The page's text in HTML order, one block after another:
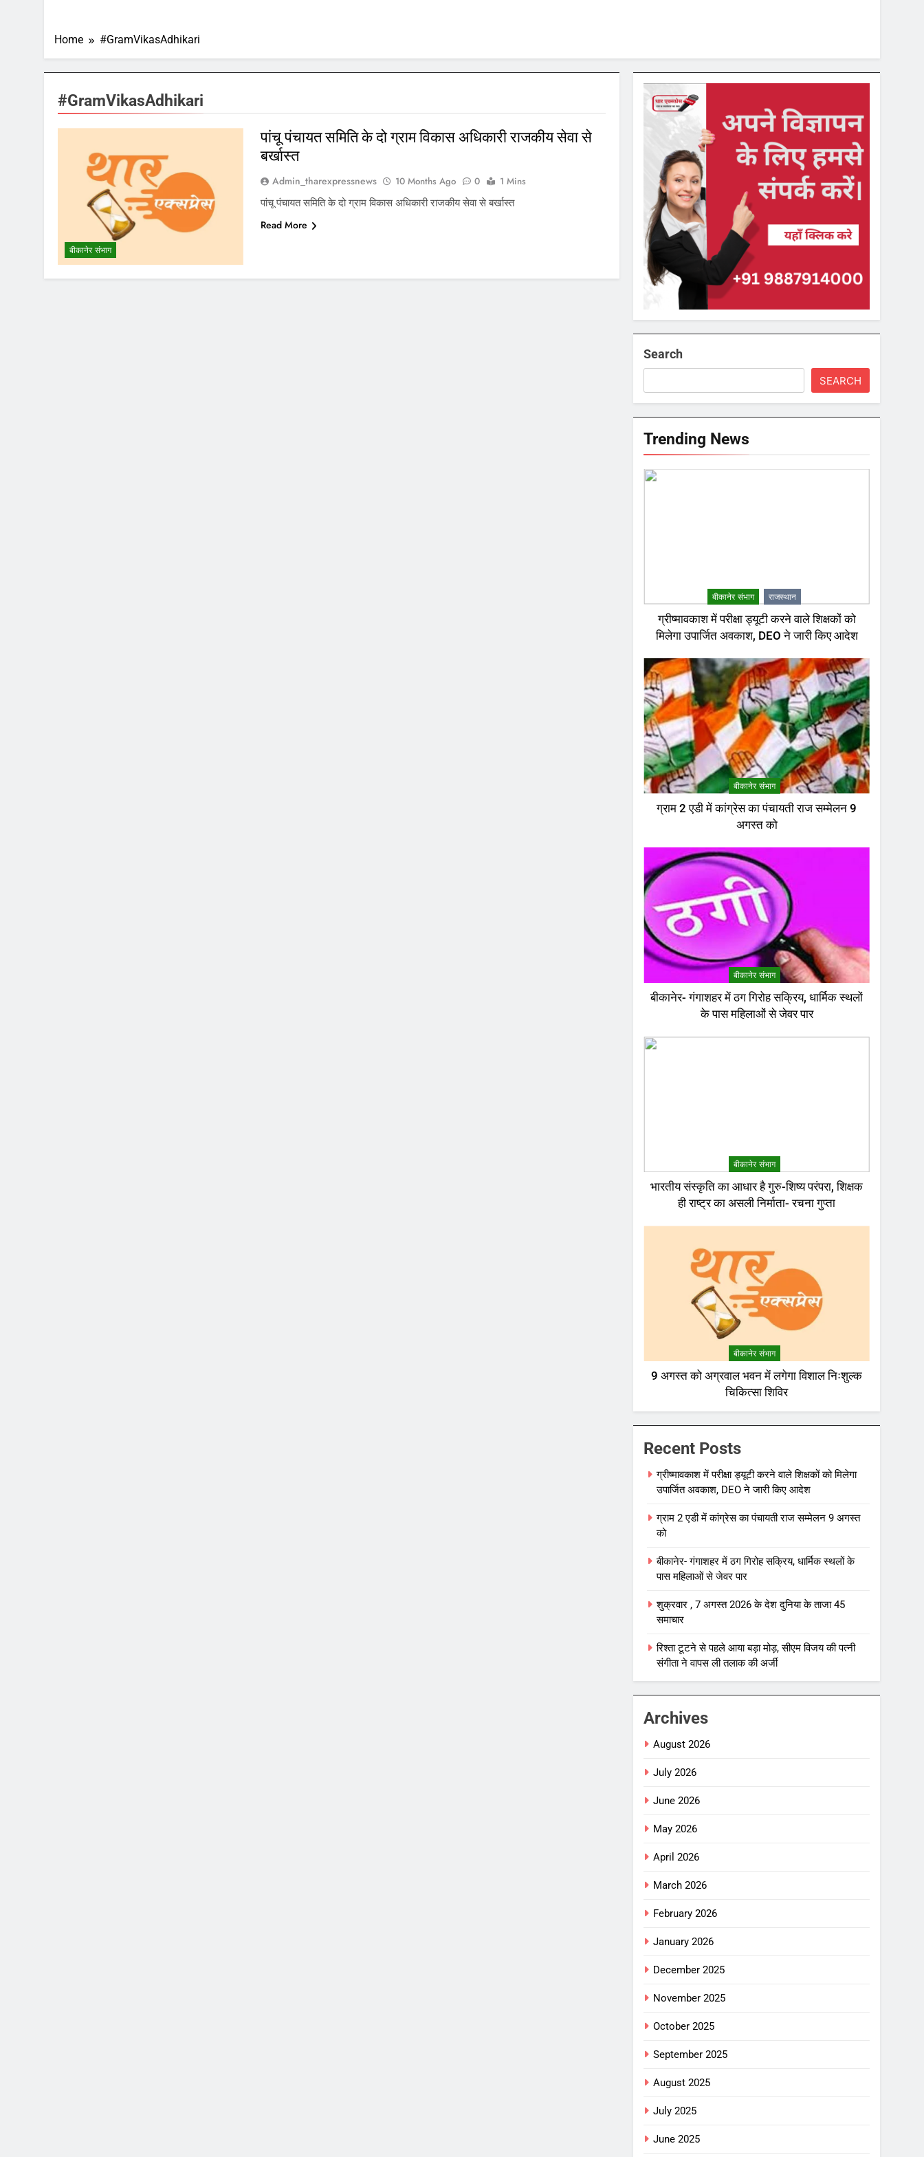
Home #GramVikasAdhikari
#GramVikasAdhikari
बीकानेर संभाग
पांचू पंचायत समिति के दो ग्राम विकास अधिकारी राजकीय सेवा से
बर्खास्त
Admin_tharexpressnews 10 Months Ago 0
1 Mins
पांचू पंचायत समिति के दो ग्राम विकास अधिकारी राजकीय सेवा से बर्खास्त
Read More
Search
SEARCH
Trending News
बीकानेर संभाग राजस्थान
ग्रीष्मावकाश में परीक्षा ड्यूटी करने वाले शिक्षकों को
मिलेगा उपार्जित अवकाश, DEO ने जारी किए आदेश
बीकानेर संभाग
ग्राम 2 एडी में कांग्रेस का पंचायती राज सम्मेलन 9
अगस्त को
बीकानेर संभाग
बीकानेर- गंगाशहर में ठग गिरोह सक्रिय, धार्मिक स्थलों
के पास महिलाओं से जेवर पार
बीकानेर संभाग
भारतीय संस्कृति का आधार है गुरु-शिष्य परंपरा, शिक्षक
ही राष्ट्र का असली निर्माता- रचना गुप्ता
बीकानेर संभाग
9 अगस्त को अग्रवाल भवन में लगेगा विशाल निःशुल्क
चिकित्सा शिविर
Recent Posts
ग्रीष्मावकाश में परीक्षा ड्यूटी करने वाले शिक्षकों को मिलेगा
उपार्जित अवकाश, DEO ने जारी किए आदेश
ग्राम 2 एडी में कांग्रेस का पंचायती राज सम्मेलन 9 अगस्त
को
बीकानेर- गंगाशहर में ठग गिरोह सक्रिय, धार्मिक स्थलों के
पास महिलाओं से जेवर पार
शुक्रवार , 7 अगस्त 2026 के देश दुनिया के ताजा 45
समाचार
रिश्ता टूटने से पहले आया बड़ा मोड़, सीएम विजय की पत्नी
संगीता ने वापस ली तलाक की अर्जी
Archives
August 2026
July 2026
June 2026
May 2026
April 2026
March 2026
February 2026
January 2026
December 2025
November 2025
October 2025
September 2025
August 2025
July 2025
June 2025